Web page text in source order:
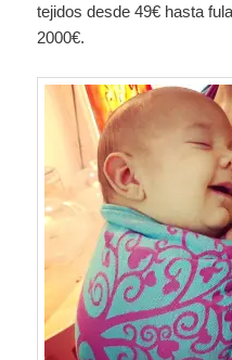
tejidos desde 49€ hasta
2000€.